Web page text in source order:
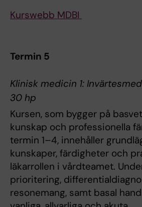
Kurswebb MDBI
Termin 5
Klinisk medicin 1:
30 hp
Kursen, som bygger på
kunskap och professionella
termin 1–4, innehåller
kunskaper, färdigheter och
läkarrollen i vårdteamet.
prioritering,
resonemang, samt basal